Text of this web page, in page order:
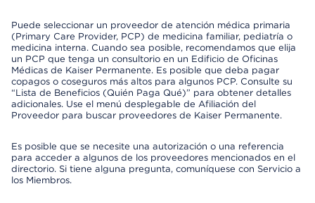
Puede seleccionar un proveedor de atención médica primaria
(Primary Care Provider, PCP) de medicina familiar, pediatría o
medicina interna. Cuando sea posible, recomendamos que elija
un PCP que tenga un consultorio en un Edificio de Oficinas
Médicas de Kaiser Permanente. Es posible que deba pagar
copagos o coseguros más altos para algunos PCP. Consulte su
“Lista de Beneficios (Quién Paga Qué)” para obtener detalles
adicionales. Use el menú desplegable de Afiliación del
Proveedor para buscar proveedores de Kaiser Permanente.
Es posible que se necesite una autorización o una referencia
para acceder a algunos de los proveedores mencionados en el
directorio. Si tiene alguna pregunta, comuníquese con Servicio a
los Miembros.